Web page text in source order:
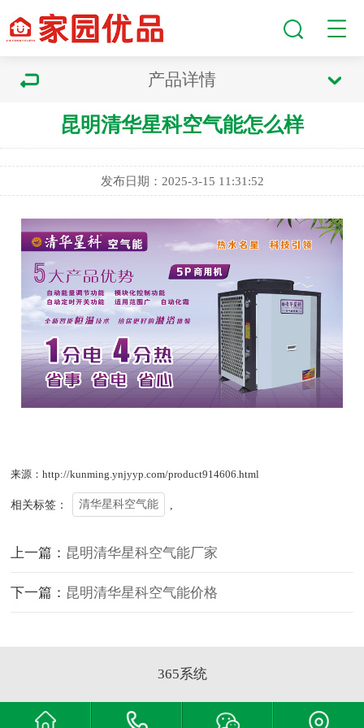
产品详情
昆明清华星科空气能怎么样
发布日期：2025-3-15 11:31:52
来源：http://kunming.ynjyyp.com/product914606.html
相关标签： 清华星科空气能
上一篇： 昆明清华星科空气能厂家
下一篇： 昆明清华星科空气能价格
365系统